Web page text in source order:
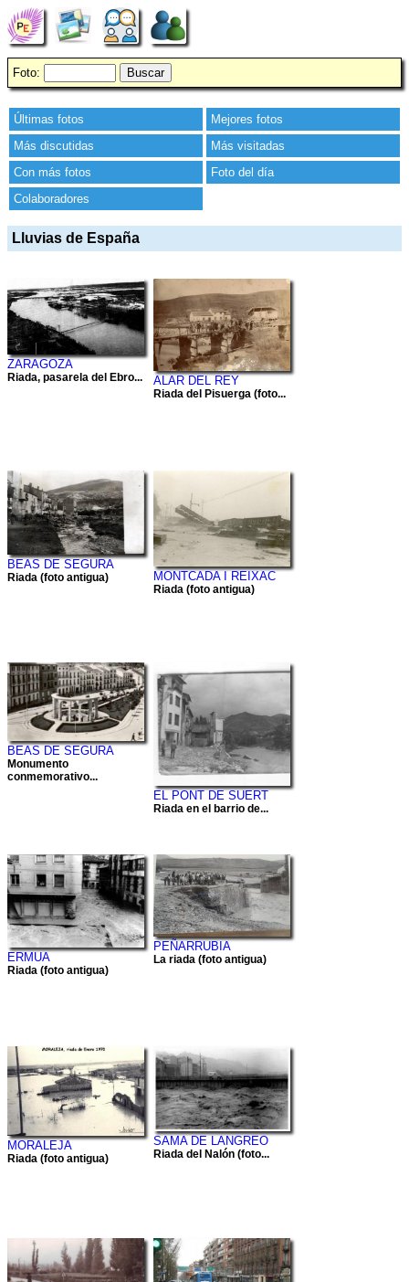
Foto:
Últimas fotos
Mejores fotos
Más discutidas
Más visitadas
Con más fotos
Foto del día
Colaboradores
Lluvias de España
ZARAGOZA
Riada, pasarela del Ebro... ALAR DEL REY
Riada del Pisuerga (foto...
BEAS DE SEGURA
Riada (foto antigua) MONTCADA I REIXAC
Riada (foto antigua)
BEAS DE SEGURA
Monumento
conmemorativo...
EL PONT DE SUERT
Riada en el barrio de...
ERMUA
Riada (foto antigua)
PEÑARRUBIA
La riada (foto antigua)
MORALEJA
Riada (foto antigua)
SAMA DE LANGREO
Riada del Nalón (foto...